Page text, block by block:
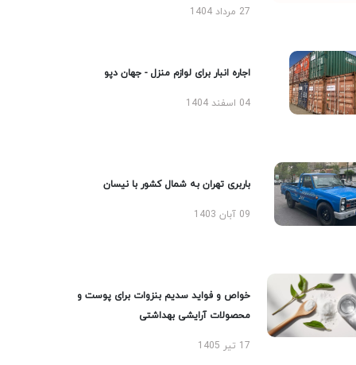
27 مرداد 1404
اجاره انبار برای لوازم منزل - جهان دپو
04 اسفند 1404
باربری تهران به شمال کشور با نیسان
09 آبان 1403
خواص و فواید سدیم بنزوات برای پوست و
محصولات آرایشی بهداشتی
17 تیر 1405